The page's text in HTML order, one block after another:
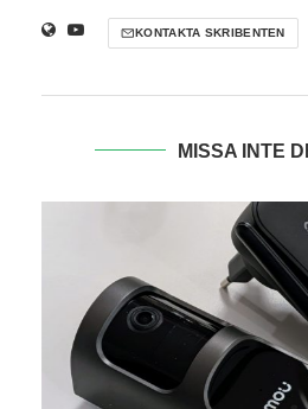
KONTAKTA SKRIBENTEN
MISSA INTE